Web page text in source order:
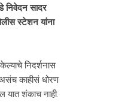
निवेदन सादर
स्टेशन यांना
निदर्शनास
असंच काहीसं धोरण
यात शंकाच नाही.